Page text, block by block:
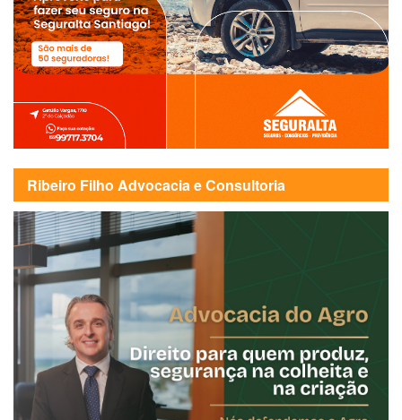
Ribeiro Filho Advocacia e Consultoria